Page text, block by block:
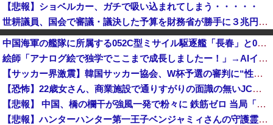
【悲報】ショベルカー、ガチで吸い込まれてしまう・・・・・
世耕議員、国会で審議・議決した予算を財務省が勝手に３兆円動かしていると指摘・問題視
石破前首相を懐かしむ左派、「石破が日本国民から支持されまくっていた」と主張してしまうも……
X収益化、終了へ インプレゾンビやパクツイの一掃なるか！？
中国海軍の艦隊に所属する052C型ミサイル駆逐艦「長春」と052D型「厦門」が編隊航行訓練！
絵師「アナログ絵で独学でここまで成長しましたー！」→AIイラストだろと批判殺到→絵師「本日をもちまして全てを終えようと思います」→しかし・・・
【サッカー界激震】韓国サッカー協会、W杯予選の審判に“性接待”していたことが発覚 協会カードの決済明細まで見つかる
【恐怖】22歳女さん、商業施設で通りすがりの面識の無いJCにラリアットして逮捕されてしまう・・・
【悲報】 中国、橋の欄干が強風一発で粉々に 鉄筋ゼロ 当局「接着剤でくっつけただけ」「正常で、品質問題はない」
【悲報】ハンターハンター第一王子ベンジャミィさんの守護霊獣、ガチで能力がヤバすぎるwww